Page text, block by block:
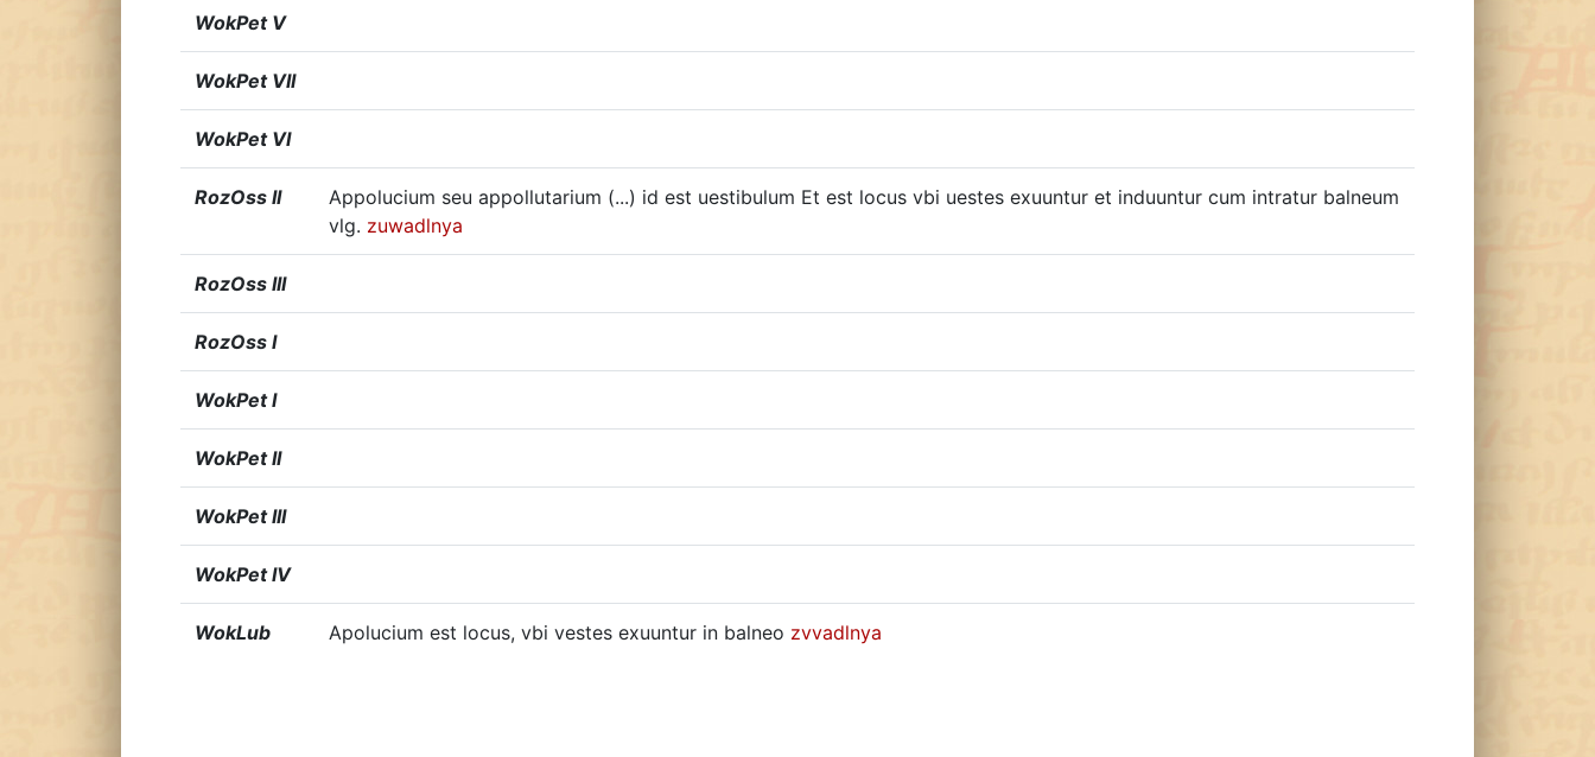
WokPet V
WokPet VII
WokPet VI
RozOss II
Appolucium seu appollutarium (...) id est uestibulum Et est locus vbi uestes exuuntur et induuntur cum intratur balneum
vlg. zuwadlnya
RozOss III
RozOss I
WokPet I
WokPet II
WokPet III
WokPet IV
WokLub Apolucium est locus, vbi vestes exuuntur in balneo zvvadlnya